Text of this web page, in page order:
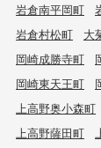
岩倉南平岡町
岩倉村松町
大
岡崎成勝寺町
岡崎東天王町
上高野奥小森町
上高野薩田町